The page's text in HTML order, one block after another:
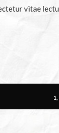
vitae